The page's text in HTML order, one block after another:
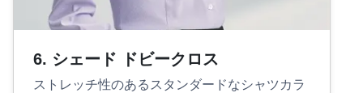
6. シェード ドビークロス
ストレッチ性のあるスタンダードなシャツカラ